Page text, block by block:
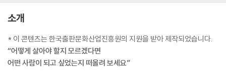
소개
* 이 콘텐츠는 한국출판문화산업진흥원의 지원을 받아 제작되었습니다.
“어떻게 살아야 할지 모르겠다면
어떤 사람이 되고 싶었는지 떠올려 보세요”